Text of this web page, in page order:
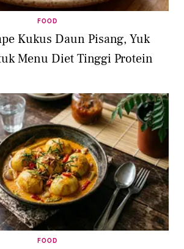
FOOD
Kukus Daun Pisang, Yuk
Menu Diet Tinggi Protein
FOOD